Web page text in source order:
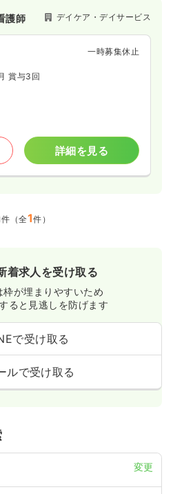
護師 デイケア・デイサービス
一時募集休止
賞与3回
詳細を見る
（全1件）
着求人を受け取る
が埋まりやすいため
ると見逃しを防げます
で受け取る
ルで受け取る
変更